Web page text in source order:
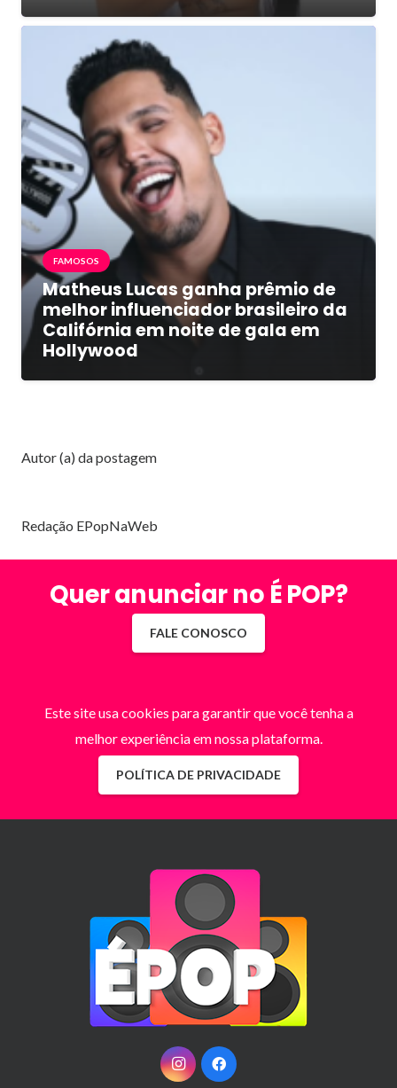
FAMOSOS
Matheus Lucas ganha prêmio de
melhor influenciador brasileiro da
Califórnia em noite de gala em
Hollywood
Autor (a) da postagem
Redação EPopNaWeb
Quer anunciar no É POP?
FALE CONOSCO
Este site usa cookies para garantir que você tenha a
melhor experiência em nossa plataforma.
POLÍTICA DE PRIVACIDADE